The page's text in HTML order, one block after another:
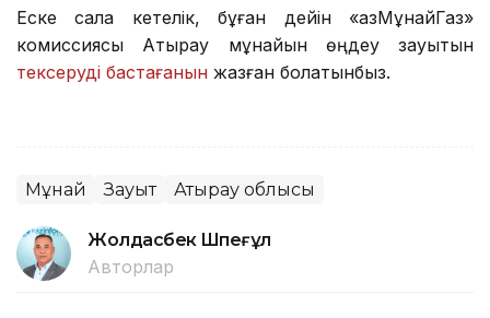
Еске сала кетелік, бұған дейін «ҚазМұнайГаз»
комиссиясы Атырау мұнайын өңдеу зауытын
тексеруді бастағанын жазған болатынбыз.
Мұнай Зауыт Атырау облысы
Жолдасбек Шөпеғұл
Авторлар